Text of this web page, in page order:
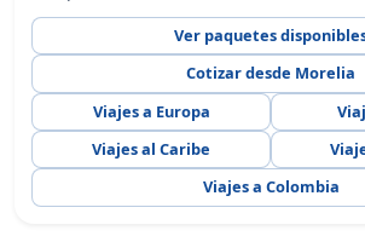
Ver paquetes
Cotizar desde Morelia
Viajes a Europa
Viajes al Caribe
Viajes a Colombia